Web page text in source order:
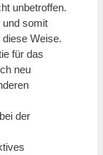
unbetroffen.
und somit
Weise.
für das
neu
der